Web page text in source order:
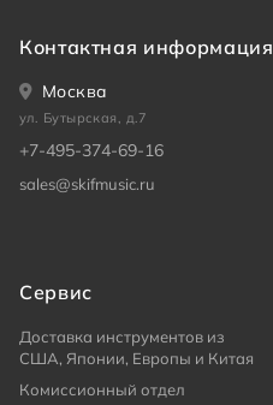
Контактная информация
Москва
ул. Бутырская, д.7
+7-495-374-69-16
sales@skifmusic.ru
Сервис
Доставка инструментов из
США, Японии, Европы и Китая
Комиссионный отдел